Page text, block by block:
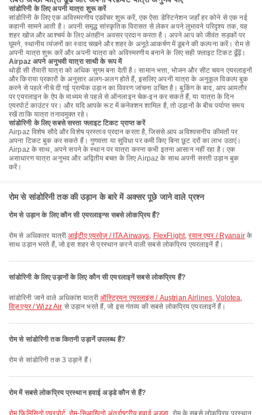
सांडोरिनी के लिए अपनी यात्रा शुरू करें
सांडोरिनी के लिए एक अविस्मरणीय एडवेंचर शुरू करें, एक ऐसा डेस्टिनेशन जहाँ हर कोने से एक नई
कहानी सामने आती है। अपनी समृद्ध सांस्कृतिक विरासत से लेकर अपने लुभावने परिदृश्य तक, यह
शहर खोज और आश्चर्य के लिए अंतहीन अवसर प्रदान करता है। अपने आप को जीवंत सड़कों पर
घूमने, स्थानीय व्यंजनों का स्वाद चखने और शहर के अनूठे आकर्षण में डूबने की कल्पना करें। रोम से
अपनी यात्रा शुरू करें और अपनी यात्रा को अविस्मरणीय बनाने के लिए सही फ़्लाइट टिकट ढूँढ़ें।
Airpaz अपने अनुभवी यात्रा साथी के रूप में
थोड़ी सी तैयारी यात्रा को अधिक सुगम बना देती है। सामान भत्ता, भोजन और सीट चयन एयरलाइनों
और किराया प्रकारों के अनुसार अलग-अलग होते हैं, इसलिए अपनी यात्रा के अनुकूल विकल्प बुक
करने से पहले नीचे दी गई प्रत्येक उड़ान का विवरण जांचना उचित है। बुकिंग के बाद, आप आमतौर
पर एयरलाइन के ऐप के माध्यम से पहले से ऑनलाइन चेक-इन कर सकते हैं, या यात्रा के दिन
एयरपोर्ट काउंटर पर। और यदि आपके रूट में कनेक्शन शामिल है, तो उड़ानों के बीच पर्याप्त समय
रखें ताकि यात्रा तनावमुक्त रहे।
सांडोरिनी के लिए सबसे सस्ता फ्लाइट टिकट प्राप्त करें
Airpaz विशेष सौदे और विशेष प्रस्ताव प्रदान करता है, जिससे आप अविश्वसनीय कीमतों पर
अपना टिकट बुक कर सकते हैं। गुणवत्ता या सुविधा पर कमी किए बिना छूट दरों का लाभ उठाएं।
Airpaz के साथ, अपने सपने के स्थान पर यात्रा करना कभी इतना आसान नहीं रहा है। एक
असाधारण यात्रा अनुभव और अद्वितीय बचत के लिए Airpaz के साथ अपनी सस्ती उड़ान बुक
करें।
रोम से सांडोरिनी तक की उड़ान के बारे में अक्सर पूछे जाने वाले प्रश्न
रोम से उड़ान के लिए कौन सी एयरलाइन्स सबसे लोकप्रिय हैं?
रोम से अधिकतर यात्रीआईटीए एयरवेज़ / ITA Airways, FlexFlight,रयान एयर / Ryanairके
साथ उड़ान भरते हैं, जो इस शहर से प्रस्थान करने वाली सबसे लोकप्रिय एयरलाइनें हैं।
सांडोरिनी के लिए उड़ानों के लिए कौन सी एयरलाइनें सबसे लोकप्रिय हैं?
सांडोरिनी जाने वाले अधिकांश यात्री ऑस्ट्रियन एयरलाइंस / Austrian Airlines,Volotea,
विज़ एयर / Wizz Air से उड़ान भरते हैं, जो इस गंतव्य की सबसे लोकप्रिय एयरलाइनें हैं।
रोम से सांडोरिनी तक कितनी उड़ानें उपलब्ध हैं?
रोम से सांडोरिनी तक 3 उड़ानें हैं।
रोम में सबसे लोकप्रिय प्रस्थान हवाई अड्डे कौन से हैं?
रोम फिमिसिनो एयरपोर्ट,रोम-सिआम्पिनो अंतर्राष्ट्रीय हवाई अड्डा , रोम के सबसे लोकप्रिय प्रस्थान